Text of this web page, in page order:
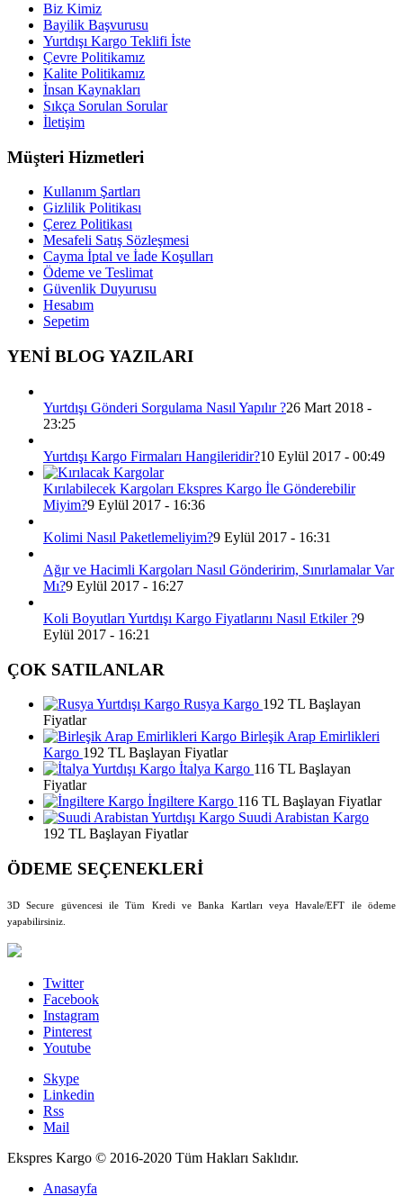
Biz Kimiz
Bayilik Başvurusu
Yurtdışı Kargo Teklifi İste
Çevre Politikamız
Kalite Politikamız
İnsan Kaynakları
Sıkça Sorulan Sorular
İletişim
Müşteri Hizmetleri
Kullanım Şartları
Gizlilik Politikası
Çerez Politikası
Mesafeli Satış Sözleşmesi
Cayma İptal ve İade Koşulları
Ödeme ve Teslimat
Güvenlik Duyurusu
Hesabım
Sepetim
YENİ BLOG YAZILARI
Yurtdışı Gönderi Sorgulama Nasıl Yapılır ?26 Mart 2018 -
23:25
Yurtdışı Kargo Firmaları Hangileridir?10 Eylül 2017 - 00:49
Kırılabilecek Kargoları Ekspres Kargo İle Gönderebilir
Miyim?9 Eylül 2017 - 16:36
Kolimi Nasıl Paketlemeliyim?9 Eylül 2017 - 16:31
Ağır ve Hacimli Kargoları Nasıl Gönderirim, Sınırlamalar Var
Mı?9 Eylül 2017 - 16:27
Koli Boyutları Yurtdışı Kargo Fiyatlarını Nasıl Etkiler ?9
Eylül 2017 - 16:21
ÇOK SATILANLAR
Rusya Kargo 192 TL Başlayan
Fiyatlar
Birleşik Arap Emirlikleri
Kargo 192 TL Başlayan Fiyatlar
İtalya Kargo 116 TL Başlayan
Fiyatlar
İngiltere Kargo 116 TL Başlayan Fiyatlar
Suudi Arabistan Kargo
192 TL Başlayan Fiyatlar
ÖDEME SEÇENEKLERİ
3D Secure güvencesi ile Tüm Kredi ve Banka Kartları veya Havale/EFT ile ödeme
yapabilirsiniz.
Twitter
Facebook
Instagram
Pinterest
Youtube
Skype
Linkedin
Rss
Mail
Ekspres Kargo © 2016-2020 Tüm Hakları Saklıdır.
Anasayfa